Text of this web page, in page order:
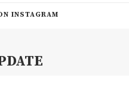
INSTAGRAM